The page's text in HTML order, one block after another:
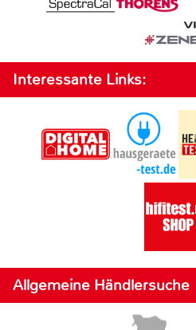
Interessante Links:
Allgemeine Händlersuche